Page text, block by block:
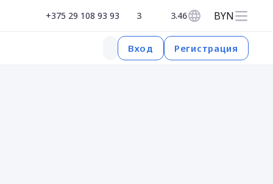
+375 29 108 93 93 3 3.46 BYN
Вход Регистрация